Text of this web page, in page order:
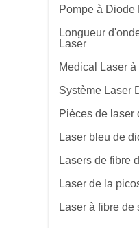
Pompe à Diode
Longueur
Laser
Medical Laser
Système Laser
Pièces de laser
Laser bleu de
Lasers de fibre
Laser de la
Laser à fibre de